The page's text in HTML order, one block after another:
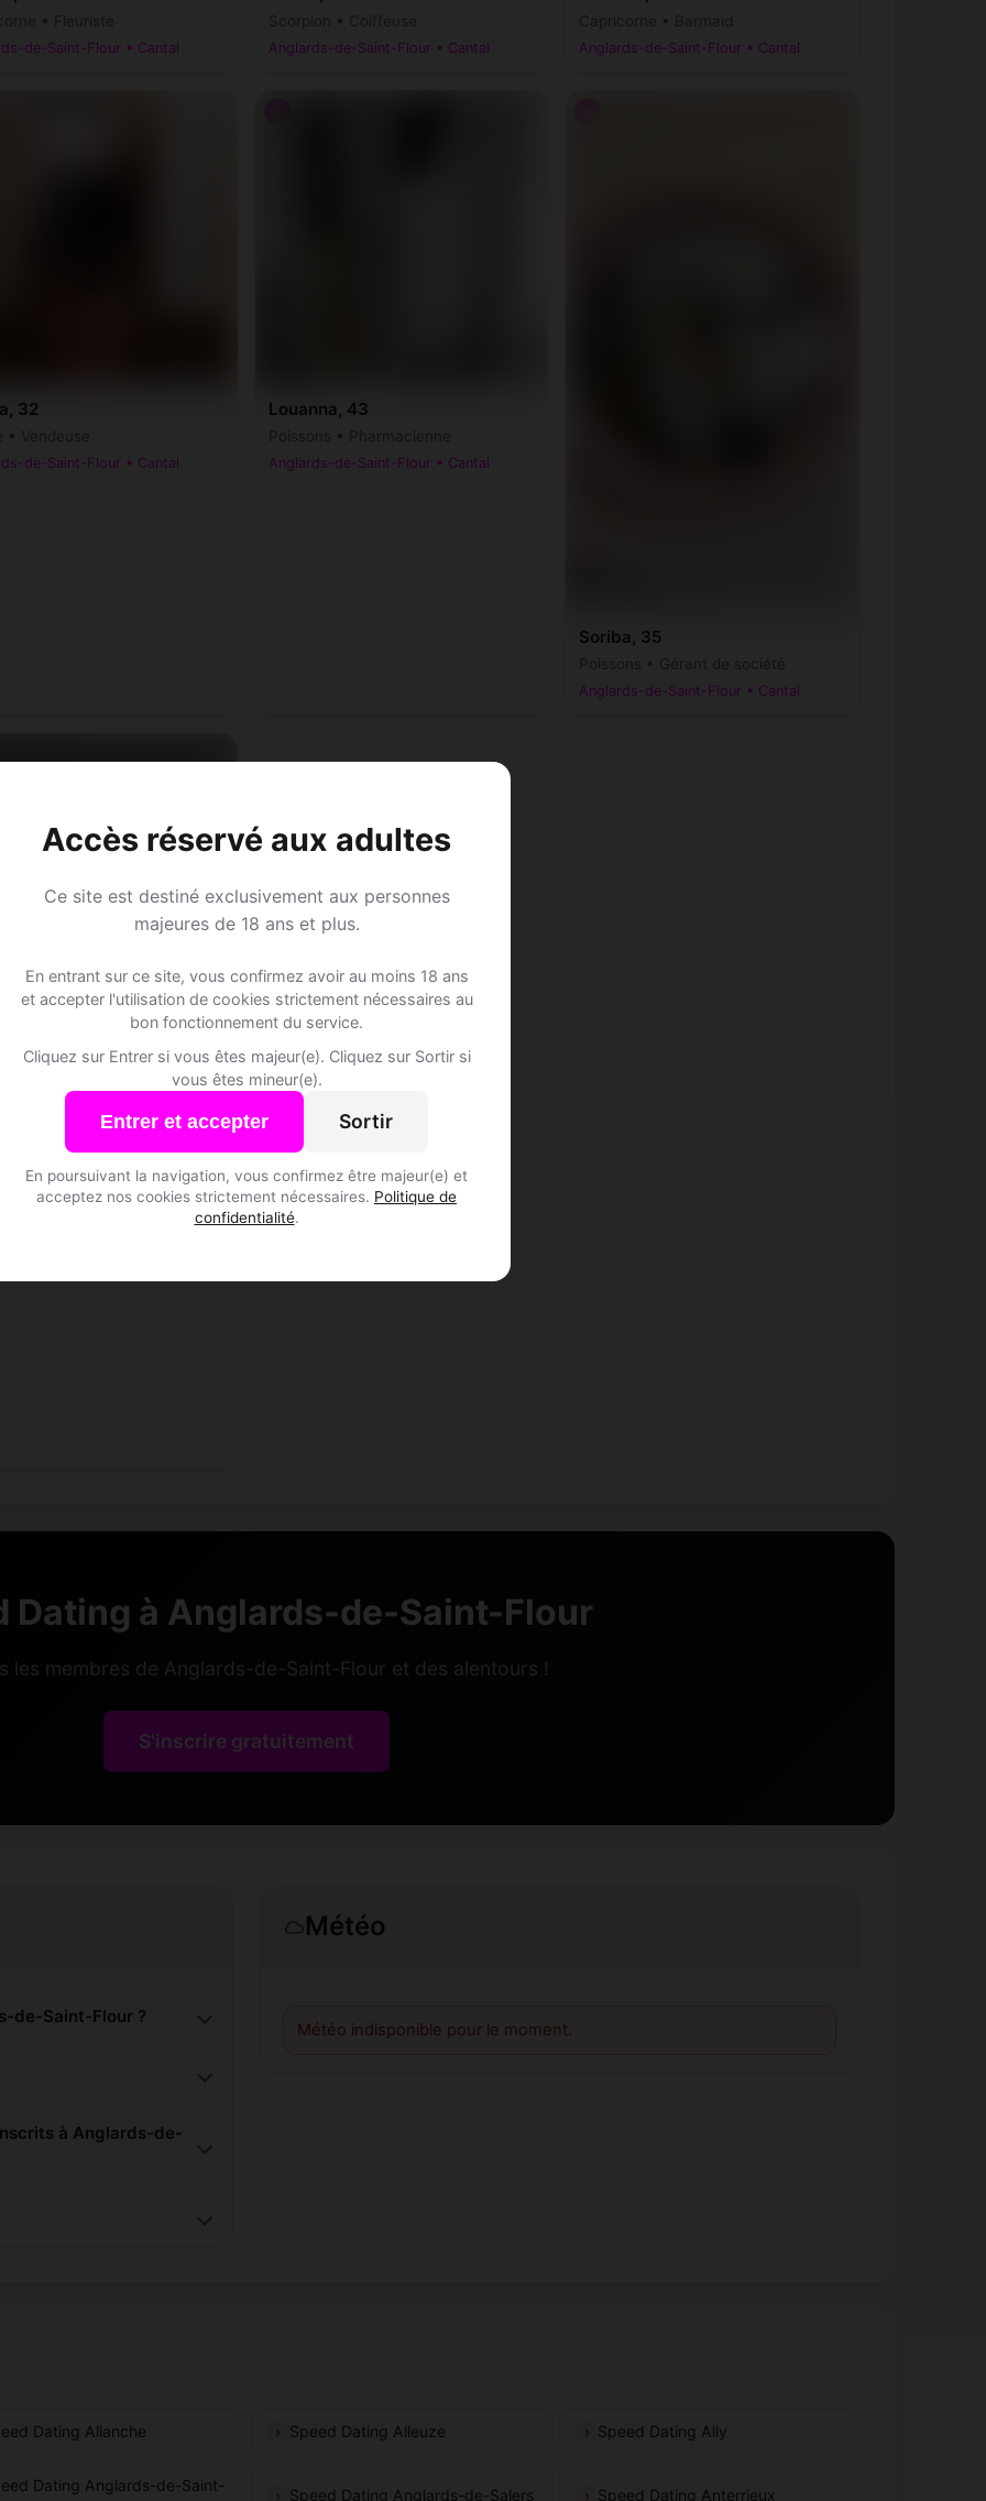
Accès réservé aux adultes
Ce site est destiné exclusivement aux personnes
majeures de 18 ans et plus.
En entrant sur ce site, vous confirmez avoir au moins 18 ans
et accepter l'utilisation de cookies strictement nécessaires au
bon fonctionnement du service.
Cliquez sur Entrer si vous êtes majeur(e). Cliquez sur Sortir si
vous êtes mineur(e).
Entrer et accepter Sortir
En poursuivant la navigation, vous confirmez être majeur(e) et
acceptez nos cookies strictement nécessaires. Politique de
confidentialité.
de-Saint-Flour • Cantal Anglards-de-Saint-Flour • Cantal Anglards-de-Saint-Flour • Cantal
32
de-Saint-Flour • Cantal
Louanna, 43
Anglards-de-Saint-Flour • Cantal
Soriba, 35
Anglards-de-Saint-Flour • Cantal
• Notaire
de-Saint-Flour • Cantal
Dating à Anglards-de-Saint-Flour
les membres de Anglards-de-Saint-Flour et des alentours !
S'inscrire gratuitement
de-Saint-Flour ?
à Anglards-de-
Météo
Météo indisponible pour le moment.
Dating Allanche Speed Dating Alleuze Speed Dating Ally
Dating Anglards-de-Saint-
Speed Dating Anglards-de-Salers Speed Dating Anterrieux